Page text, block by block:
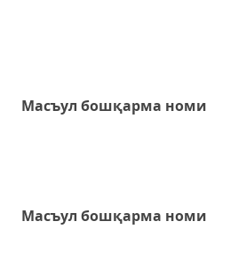
Масъул бошқарма номи
Масъул бошқарма номи